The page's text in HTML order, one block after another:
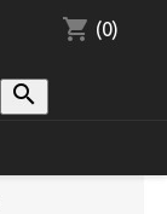
shopping_cart (0)
